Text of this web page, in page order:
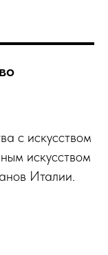
с искусством
искусством
Италии.